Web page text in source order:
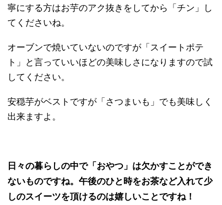
寧にする方はお芋のアク抜きをしてから「チン」し
てくださいね。
オーブンで焼いていないのですが「スイートポテ
ト」と言っていいほどの美味しさになりますので試
してください。
安穏芋がベストですが「さつまいも」でも美味しく
出来ますよ。
日々の暮らしの中で「おやつ」は欠かすことができ
ないものですね。午後のひと時をお茶など入れて少
しのスイーツを頂けるのは嬉しいことですね！